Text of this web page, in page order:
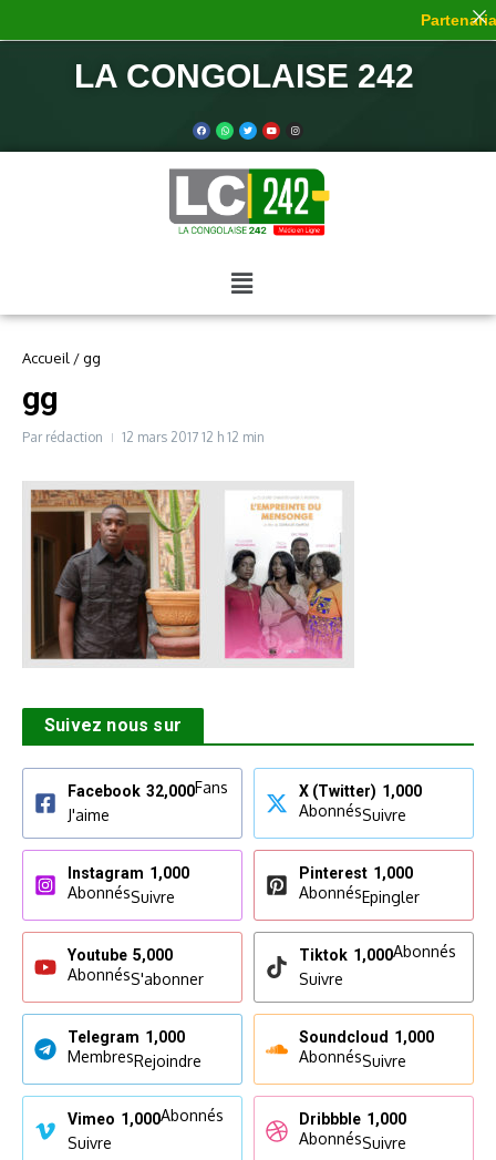
LA CONGOLAISE 242
Accueil /gg
gg
Par rédaction 12 mars 2017 12 h 12 min
Suivez nous sur
Facebook 32,000Fans
J'aime
X (Twitter) 1,000
AbonnésSuivre
Instagram 1,000
AbonnésSuivre
Pinterest 1,000
AbonnésEpingler
Youtube 5,000
AbonnésS'abonner
Tiktok 1,000Abonnés
Suivre
Telegram 1,000
MembresRejoindre
Soundcloud 1,000
AbonnésSuivre
Vimeo 1,000Abonnés
Suivre
Dribbble 1,000
AbonnésSuivre